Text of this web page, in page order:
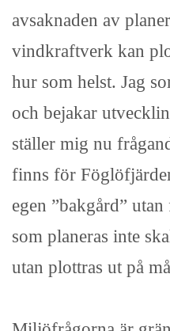
avsaknaden av
vindkraftverk kan
hur som helst. Jag
och bejakar
ställer mig nu
finns för
egen ”bakgård”
som planeras inte
utan plottras ut på